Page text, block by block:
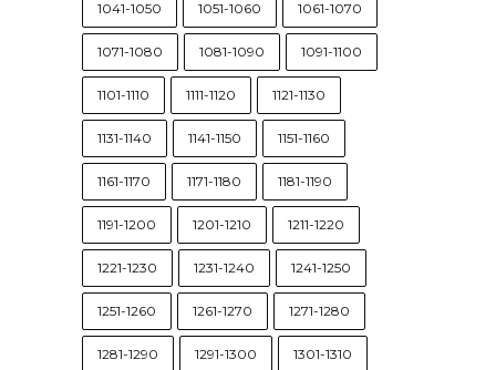
1041-1050 1051-1060 1061-1070
1071-1080 1081-1090 1091-1100
1101-1110 1111-1120 1121-1130
1131-1140 1141-1150 1151-1160
1161-1170 1171-1180 1181-1190
1191-1200 1201-1210 1211-1220
1221-1230 1231-1240 1241-1250
1251-1260 1261-1270 1271-1280
1281-1290 1291-1300 1301-1310